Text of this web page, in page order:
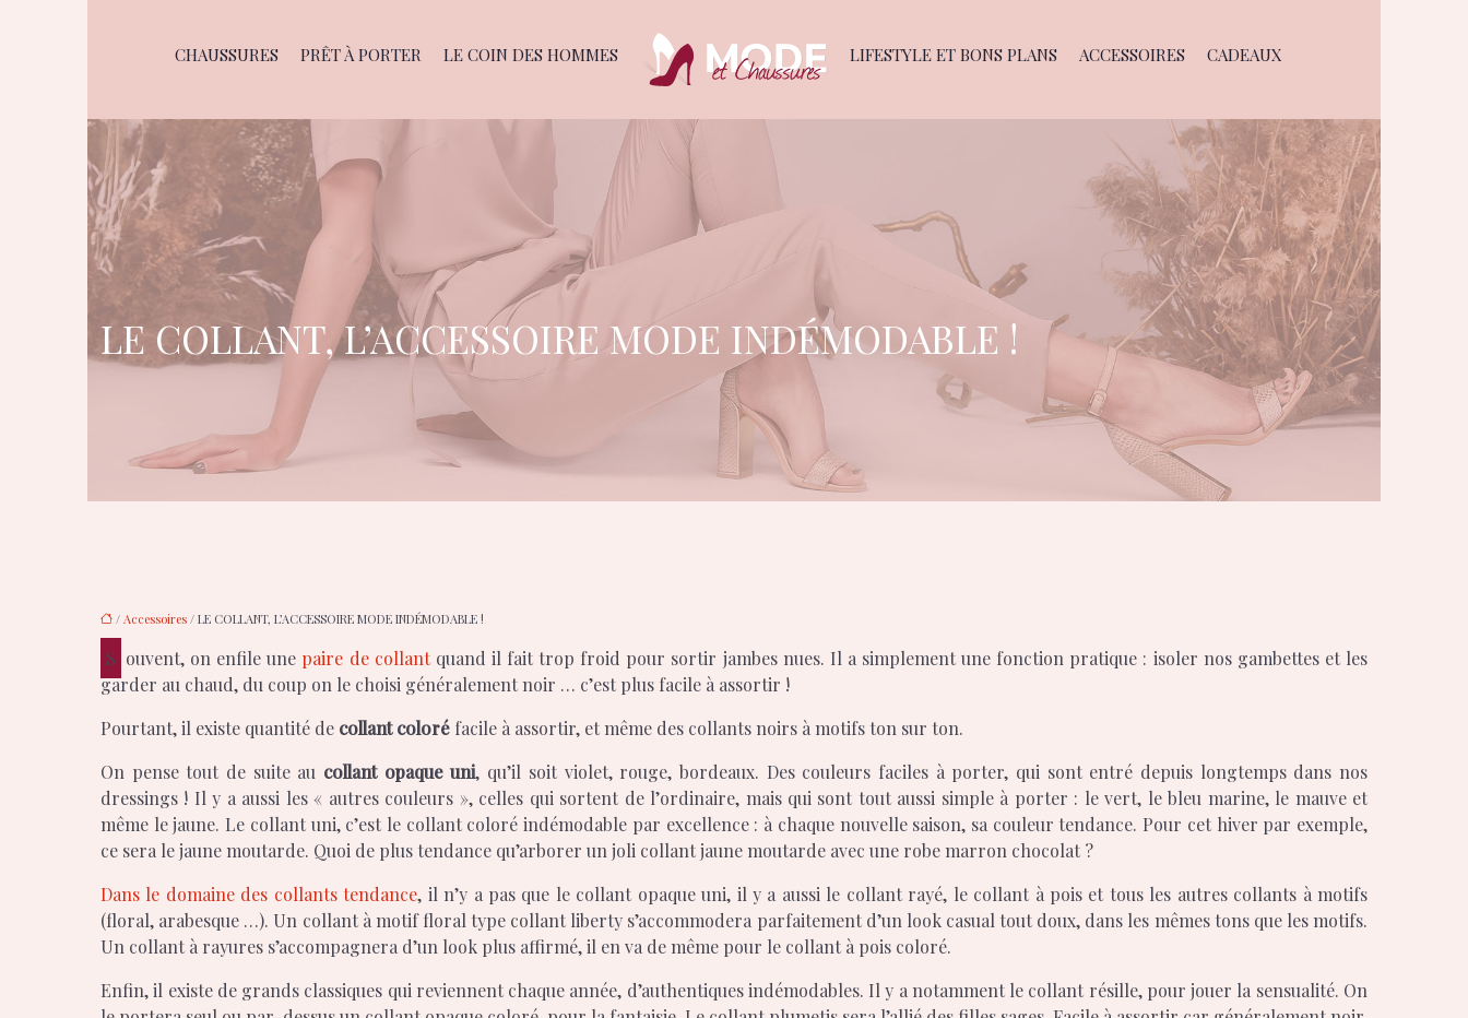
LE COIN DES HOMMES
PRÊT À PORTER
CHAUSSURES LIFESTYLE ET BONS PLANS ACCESSOIRES CADEAUX
LE COLLANT, L’ACCESSOIRE MODE INDÉMODABLE !
/ Accessoires / LE COLLANT, L’ACCESSOIRE MODE INDÉMODABLE !
Souvent, on enfile une paire de collantquand il fait trop froid pour sortir jambes nues. Il a simplement une fonction pratique : isoler nos gambettes et les
garder au chaud, du coup on le choisi généralement noir … c’est plus facile à assortir !
Pourtant, il existe quantité de collant coloré facile à assortir, et même des collants noirs à motifs ton sur ton.
On pense tout de suite au collant opaque uni, qu’il soit violet, rouge, bordeaux. Des couleurs faciles à porter, qui sont entré depuis longtemps dans nos
dressings ! Il y a aussi les « autres couleurs », celles qui sortent de l’ordinaire, mais qui sont tout aussi simple à porter : le vert, le bleu marine, le mauve et
même le jaune. Le collant uni, c’est le collant coloré indémodable par excellence : à chaque nouvelle saison, sa couleur tendance. Pour cet hiver par exemple,
ce sera le jaune moutarde. Quoi de plus tendance qu’arborer un joli collant jaune moutarde avec une robe marron chocolat ?
Dans le domaine des collants tendance, il n’y a pas que le collant opaque uni, il y a aussi le collant rayé, le collant à pois et tous les autres collants à motifs
(floral, arabesque …). Un collant à motif floral type collant liberty s’accommodera parfaitement d’un look casual tout doux, dans les mêmes tons que les motifs.
Un collant à rayures s’accompagnera d’un look plus affirmé, il en va de même pour le collant à pois coloré.
Enfin, il existe de grands classiques qui reviennent chaque année, d’authentiques indémodables. Il y a notamment le collant résille, pour jouer la sensualité. On